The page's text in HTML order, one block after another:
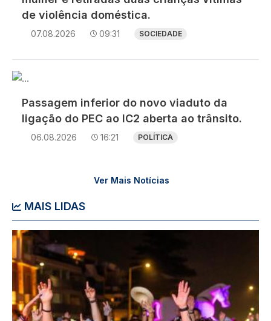
de violência doméstica.
07.08.2026 09:31 SOCIEDADE
Imagem
Passagem inferior do novo viaduto da
ligação do PEC ao IC2 aberta ao trânsito.
06.08.2026 16:21 POLÍTICA
Ver Mais Notícias
MAIS LIDAS
Imagem